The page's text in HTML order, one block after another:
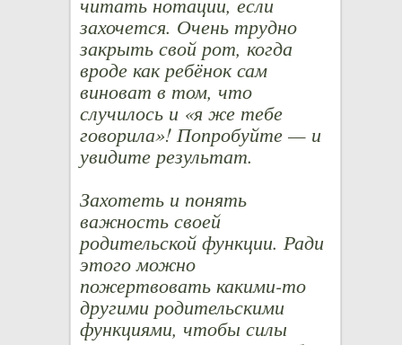
захочется. Очень трудно
закрыть свой рот, когда
вроде как ребёнок сам
виноват в том, что
случилось и «я же тебе
говорила»! Попробуйте — и
увидите результат.
Захотеть и понять
важность своей
родительской функции. Ради
этого можно
пожертвовать какими-то
другими родительскими
функциями, чтобы силы